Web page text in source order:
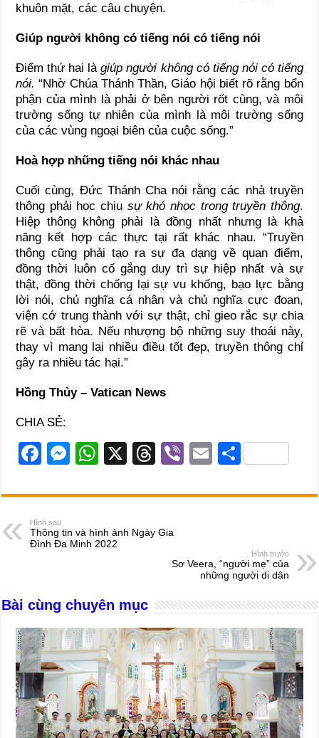
khuôn mặt, các câu chuyện.
Giúp người không có tiếng nói có tiếng nói
Điểm thứ hai làgiúp người không có tiếng nói có tiếng
nói. “Nhờ Chúa Thánh Thần, Giáo hội biết rõ rằng bổn
phận của mình là phải ở bên người rốt cùng, và môi
trường sống tự nhiên của mình là môi trường sống
của các vùng ngoại biên của cuộc sống.”
Hoà hợp những tiếng nói khác nhau
Cuối cùng, Đức Thánh Cha nói rằng các nhà truyền
thông phải học chịu sự khó nhọc trong truyền thông.
Hiệp thông không phải là đồng nhất nhưng là khả
năng kết hợp các thực tại rất khác nhau. “Truyền
thông cũng phải tạo ra sự đa dạng về quan điểm,
đồng thời luôn cố gắng duy trì sự hiệp nhất và sự
thật, đồng thời chống lại sự vu khống, bạo lực bằng
lời nói, chủ nghĩa cá nhân và chủ nghĩa cực đoan,
viện cớ trung thành với sự thật, chỉ gieo rắc sự chia
rẽ và bất hòa. Nếu nhượng bộ những suy thoái này,
thay vì mang lại nhiều điều tốt đẹp, truyền thông chỉ
gây ra nhiều tác hại.”
Hồng Thủy – Vatican News
CHIA SẺ:
F
c
e
b
k
M
ss
n
W
at
A
X
T
e
d
Vi
er
E
ail
S
ar
Hình sau
Thông tin và hình ảnh Ngày Gia
Đình Đa Minh 2022
Hình trước
Sơ Veera, “người mẹ” của
những người di dân
Bài cùng chuyên mục